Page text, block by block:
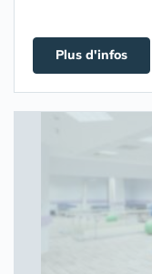
Plus d'infos